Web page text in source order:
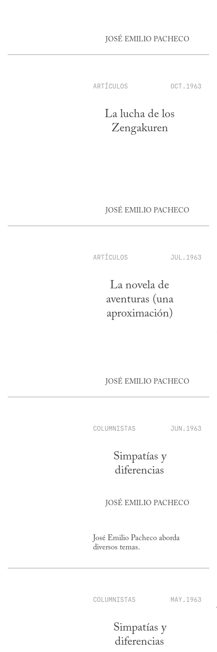
JOSÉ EMILIO PACHECO
ARTÍCULOS OCT.1963
La lucha de los
Zengakuren
JOSÉ EMILIO PACHECO
ARTÍCULOS JUL.1963
La novela de
aventuras (una
aproximación)
JOSÉ EMILIO PACHECO
COLUMNISTAS JUN.1963
Simpatías y
diferencias
JOSÉ EMILIO PACHECO
José Emilio Pacheco aborda
diversos temas.
COLUMNISTAS MAY.1963
Simpatías y
diferencias